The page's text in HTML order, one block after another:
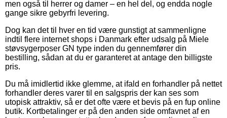
men også til herrer og damer – en hel del, og endda nogle
gange sikre gebyrfri levering.
Dog kan det til hver en tid være gunstigt at sammenligne
indtil flere internet shops i Danmark efter udsalg på Miele
støvsygerposer GN type inden du gennemfører din
bestilling, sådan at du er garanteret at antage den billigste
pris.
Du må imidlertid ikke glemme, at ifald en forhandler på nettet
forhandler deres varer til en salgspris der kan ses som
utopisk attraktiv, så er det ofte være et bevis på en fup online
butik. Kortbetalinger er på den anden side omfavnet af en